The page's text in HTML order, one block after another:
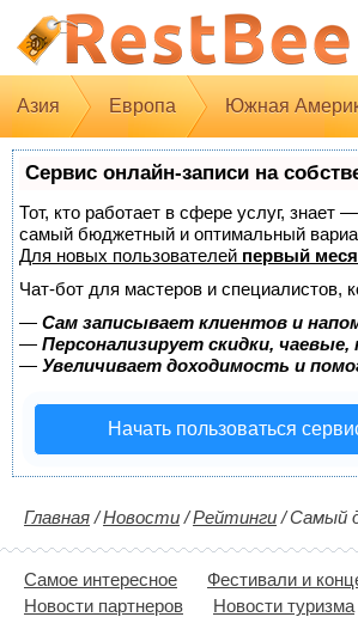
Азия Европа Южная
Сервис онлайн-записи на
Тот, кто работает в сфере услуг,
самый бюджетный и оптимальный
Для новых пользователей первый
Чат-бот для мастеров и специалистов,
— Сам записывает клиентов и
— Персонализирует скидки,
— Увеличивает доходимость и
Начать пользоваться
Главная /Новости /Рейтинги /Самый
Самое интересное Фестивали и
Новости партнеров
Новости туризма